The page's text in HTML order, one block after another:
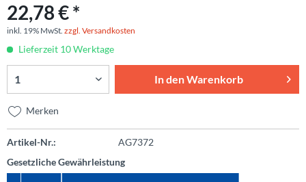
22,78 € *
inkl. 19% MwSt. zzgl. Versandkosten
Lieferzeit 10 Werktage
In denWarenkorb
Merken
Artikel-Nr.:
AG7372
Gesetzliche Gewährleistung